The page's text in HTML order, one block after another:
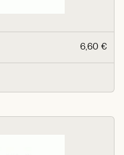
6,60 €